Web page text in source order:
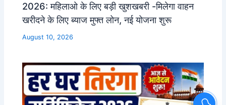
2026: महिलाओ के लिए बड़ी खुशखबरी -मिलेगा वाहन
खरीदने के लिए ब्याज मुफ्त लोन, नई योजना शुरू
August 10, 2026